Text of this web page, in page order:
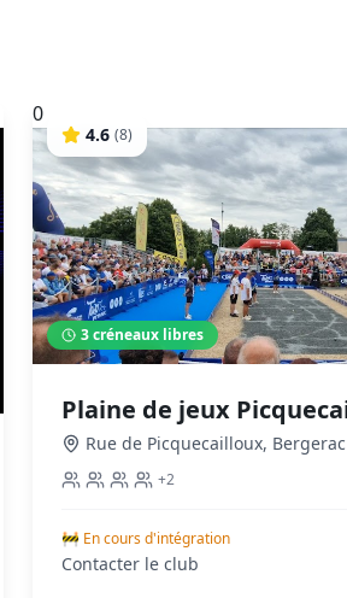
0
4.6 (8)
3créneaux libres
Plaine de jeux
Rue de Picquecailloux, Bergerac
+2
🚧 En cours d'intégration
Contacter le club